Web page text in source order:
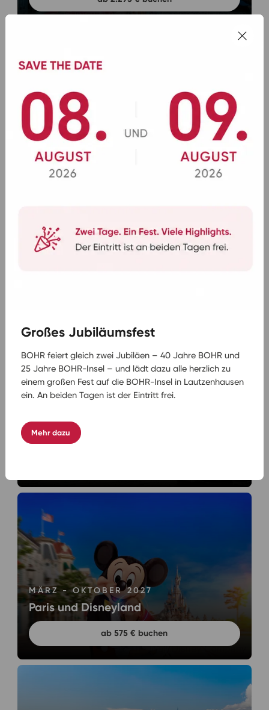
SEPTEMBER 2027
Mit Rad und Schiff: Bamberg -
Regensburg
Flusskreuzfahrt Seine de Luxe
Getränke inklusive
MÄRZ - OKTOBER 2027
Paris und Disneyland
ab 575 € buchen
Großes Jubiläumsfest
BOHR feiert gleich zwei Jubiläen – 40 Jahre BOHR und
25 Jahre BOHR-Insel – und lädt dazu alle herzlich zu
einem großen Fest auf die BOHR-Insel in Lautzenhausen
ein. An beiden Tagen ist der Eintritt frei.
Mehr dazu